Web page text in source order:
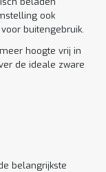
ook
buitengebruik.
hoogte vrij in
de ideale zware
belangrijkste